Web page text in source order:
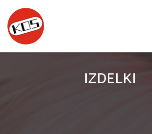
IZDELKI